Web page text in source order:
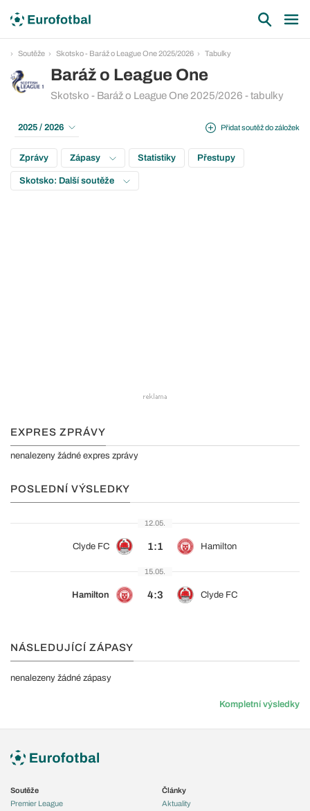
Soutěže Skotsko - Baráž o League One 2025/2026 Tabulky
Baráž o League One
Skotsko - Baráž o League One 2025/2026 - tabulky
Přidat soutěž do záložek
2025 / 2026
Zprávy Zápasy Statistiky Přestupy
Skotsko: Další soutěže
EXPRES ZPRÁVY
nenalezeny žádné expres zprávy
POSLEDNÍ VÝSLEDKY
12.05.
Clyde FC 1:1 Hamilton
15.05.
Hamilton 4:3 Clyde FC
NÁSLEDUJÍCÍ ZÁPASY
nenalezeny žádné zápasy
Kompletní výsledky
Soutěže
Premier League
Články
Aktuality